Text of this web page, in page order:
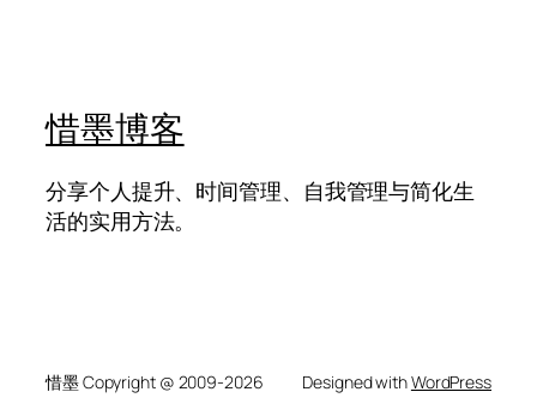
怀
疑
惜墨博客
分享个人提升、时间管理、自我管理与简化生
活的实用方法。
惜墨 Copyright @ 2009-2026 Designed withWordPress